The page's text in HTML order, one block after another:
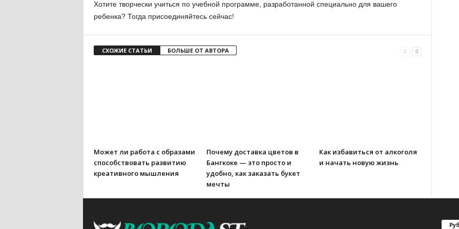
Хотите творчески учиться по учебной программе, разработанной специально для вашего
ребенка? Тогда присоединяйтесь сейчас!
СХОЖИЕ СТАТЬИ БОЛЬШЕ ОТ АВТОРА
Может ли работа с образами
способствовать развитию
креативного мышления
Почему доставка цветов в
Бангкоке — это просто и
удобно, как заказать букет
мечты
Как избавиться от алкоголя
и начать новую жизнь